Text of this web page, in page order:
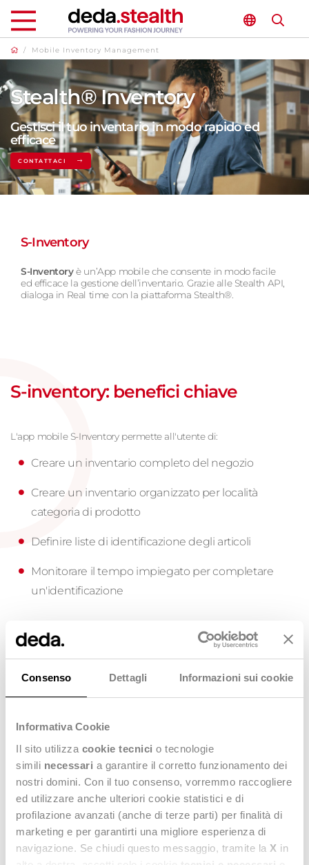
Consenso Dettagli Informazioni sui cookie
Informativa Cookie
Il sito utilizza cookie tecnici o tecnologie
simili necessari a garantire il corretto funzionamento dei
nostri domini. Con il tuo consenso, vorremmo raccogliere
ed utilizzare anche ulteriori cookie statistici e di
profilazione avanzati (anche di terze parti) per finalità di
marketing e per garantirti una migliore esperienza di
navigazione. Se chiudi questo messaggio, tramite la X in
/ Mobile Inventory Management
Stealth® Inventory
Gestisci il tuo inventario in modo rapido ed
efficace
CONTATTACI
S-Inventory
S-Inventoryè un’App mobile che consente in modo facile
ed efficace la gestione dell’inventario. Grazie alle Stealth API,
dialoga in Real time con la piattaforma Stealth®.
S-inventory: benefici chiave
L'app mobile S-Inventory permette all'utente di:
Creare un inventario completo del negozio
Creare un inventario organizzato per località
categoria di prodotto
Definire liste di identificazione degli articoli
Monitorare il tempo impiegato per completare
un'identificazione
Inserimento manuale del codice a barre e della
Visualizzazione del riepilogo dell'identificazione
prodotto
Visualizzazione dei dettagli di rilevamento (con le
immagini del prodotto)
Visualizzazione dei problemi di rilevamento (codici
a barre non riconosciuti)
Vuoi saperne di più?